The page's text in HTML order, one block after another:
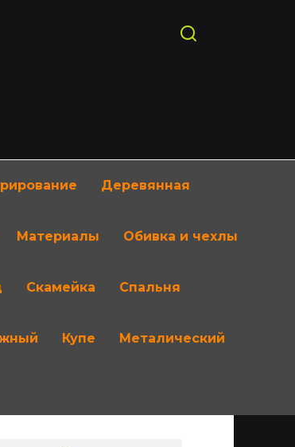
Деревянная
Материалы Обивка и чехлы
Скамейка Спальня
Купе Металический